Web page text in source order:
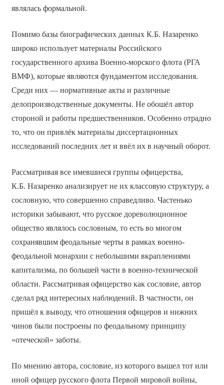
являлась формальной.
Помимо базы биографических данных К.Б. Назаренко
широко использует материалы Российского
государственного архива Военно-морского флота (РГА
ВМФ), которые являются фундаментом исследования.
Среди них — нормативные акты и различные
делопроизводственные документы. Не обошёл автор
стороной и работы предшественников. Особенно отрадно
то, что он привлёк материалы диссертационных
исследований последних лет и ввёл их в научный оборот.
Рассматривая все имевшиеся группы офицерства,
К.Б. Назаренко анализирует не их классовую структуру, а
сословную, что совершенно справедливо. Частенько
историки забывают, что русское дореволюционное
общество являлось сословным, то есть во многом
сохранявшим феодальные черты в рамках военно-
феодальной монархии с небольшими вкраплениями
капитализма, по большей части в военно-технической
области. Рассматривая офицерство как сословие, автор
сделал ряд интересных наблюдений. В частности, он
пришёл к выводу, что отношения офицеров и нижних
чинов были построены по феодальному принципу
«отеческой» заботы.
По мнению автора, сословие, из которого вышел тот или
иной офицер русского флота Первой мировой войны,